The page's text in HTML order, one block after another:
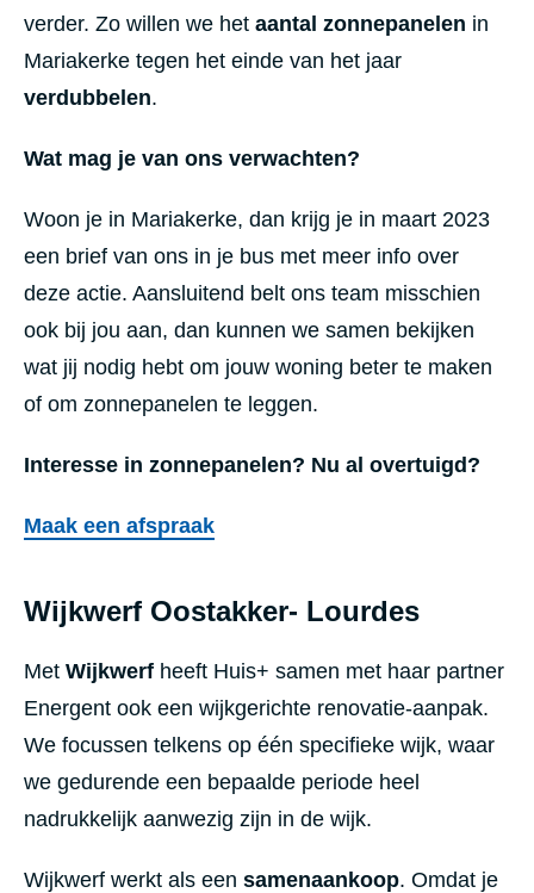
verder. Zo willen we het aantal zonnepanelen in
Mariakerke tegen het einde van het jaar
verdubbelen.
Wat mag je van ons verwachten?
Woon je in Mariakerke, dan krijg je in maart 2023
een brief van ons in je bus met meer info over
deze actie. Aansluitend belt ons team misschien
ook bij jou aan, dan kunnen we samen bekijken
wat jij nodig hebt om jouw woning beter te maken
of om zonnepanelen te leggen.
Interesse in zonnepanelen? Nu al overtuigd?
Maak een afspraak
Wijkwerf Oostakker- Lourdes
Met Wijkwerf heeft Huis+ samen met haar partner
Energent ook een wijkgerichte renovatie-aanpak.
We focussen telkens op één specifieke wijk, waar
we gedurende een bepaalde periode heel
nadrukkelijk aanwezig zijn in de wijk.
Wijkwerf werkt als een samenaankoop. Omdat je